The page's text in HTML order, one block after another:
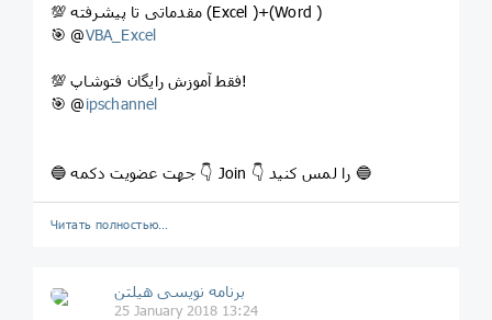
💯 مقدماتی تا پیشرفته (Excel )+(Word )
🎯 @VBA_Excel
💯 فقط آموزش رایگان فتوشاپ!
🎯 @ipschannel
🔵 جهت عضویت دکمه 👇 Join 👇 را لمس کنید 🔵
Читать полностью…
برنامه نویسی هیلتن
25 January 2018 13:24